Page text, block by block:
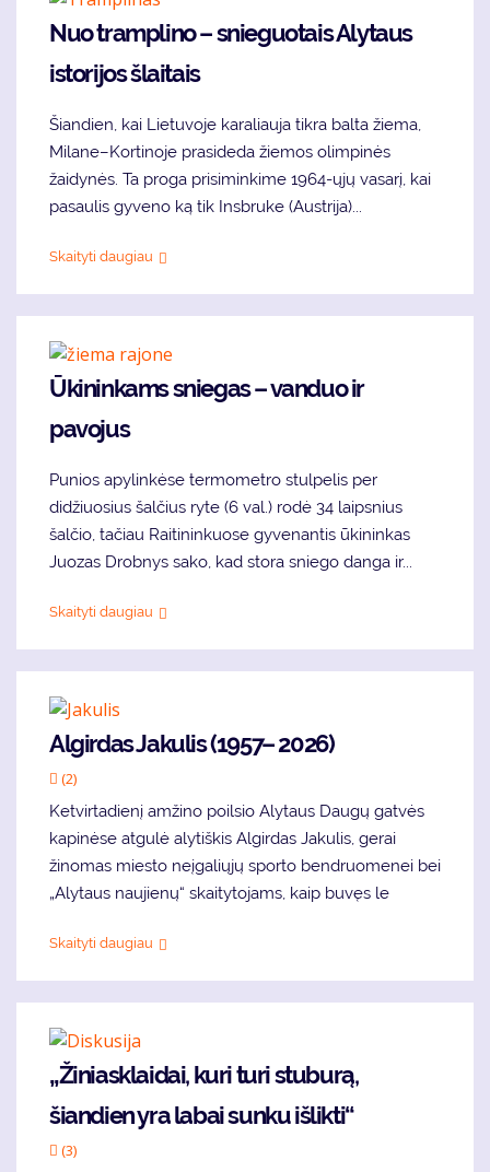
Nuo tramplino – snieguotais Alytaus
istorijos šlaitais
Šiandien, kai Lietuvoje karaliauja tikra balta žiema,
Milane–Kortinoje prasideda žiemos olimpinės
žaidynės. Ta proga prisiminkime 1964-ųjų vasarį, kai
pasaulis gyveno ką tik Insbruke (Austrija)...
Skaityti daugiau
Ūkininkams sniegas – vanduo ir
pavojus
Punios apylinkėse termometro stulpelis per
didžiuosius šalčius ryte (6 val.) rodė 34 laipsnius
šalčio, tačiau Raitininkuose gyvenantis ūkininkas
Juozas Drobnys sako, kad stora sniego danga ir...
Skaityti daugiau
Algirdas Jakulis (1957– 2026)
(2)
Ketvirtadienį amžino poilsio Alytaus Daugų gatvės
kapinėse atgulė alytiškis Algirdas Jakulis, gerai
žinomas miesto neįgaliųjų sporto bendruomenei bei
„Alytaus naujienų“ skaitytojams, kaip buvęs le
Skaityti daugiau
„Žiniasklaidai, kuri turi stuburą,
šiandien yra labai sunku išlikti“
(3)